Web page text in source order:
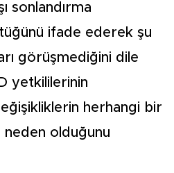
sonlandırma
ifade ederek şu
görüşmediğini dile
yetkililerinin
herhangi bir
neden olduğunu